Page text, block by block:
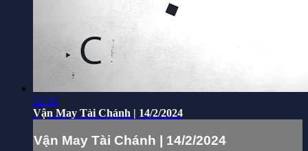
22:14
Vận May Tài Chánh | 14/2/2024
Vận May Tài Chánh | 14/2/2024